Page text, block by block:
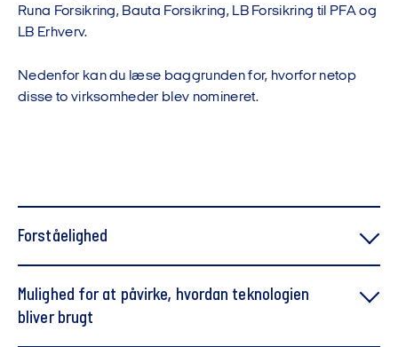
Runa Forsikring, Bauta Forsikring, LB Forsikring til PFA og
LB Erhverv.
Nedenfor kan du læse baggrunden for, hvorfor netop
disse to virksomheder blev nomineret.
Forståelighed
Mulighed for at påvirke, hvordan teknologien
bliver brugt